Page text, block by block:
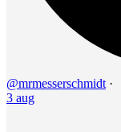
@mrmesserschmidt ·
3 aug